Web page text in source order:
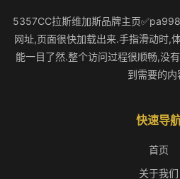
5357CC拉斯维加斯品牌主页
网址,页面很快加载出来.手指滑动时,
能一目了然.整个访问过程很顺畅,没
到需要的内
快速导
首页
关于我们